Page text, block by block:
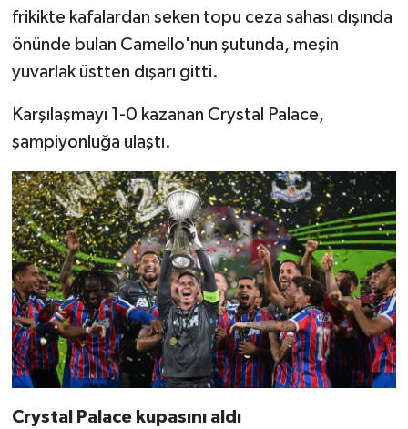
frikikte kafalardan seken topu ceza sahası dışında
önünde bulan Camello'nun şutunda, meşin
yuvarlak üstten dışarı gitti.
Karşılaşmayı 1-0 kazanan Crystal Palace,
şampiyonluğa ulaştı.
Crystal Palace kupasını aldı